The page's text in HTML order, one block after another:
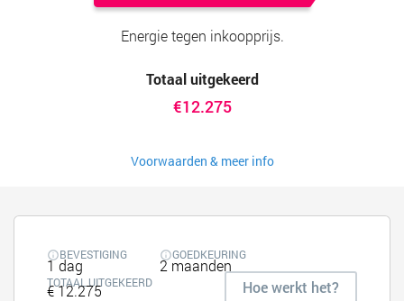
Energie tegen inkoopprijs.
Totaal uitgekeerd
€12.275
Voorwaarden & meer info
BEVESTIGING
1 dag
GOEDKEURING
2 maanden
TOTAAL UITGEKEERD
€ 12.275 Hoe werkt het?